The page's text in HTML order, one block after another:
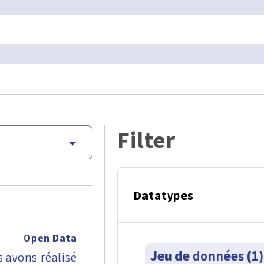
Open Data
réalisé
Filter
Datatypes
Jeu de données (1)